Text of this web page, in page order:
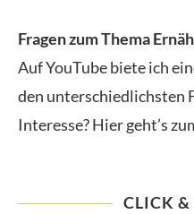
Fragen zum Thema
Auf YouTube biete ich
den unterschiedlichsten
Interesse? Hier geht’s
CLICK &